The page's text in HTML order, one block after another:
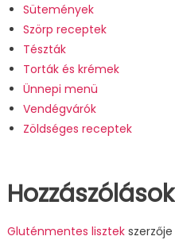
Sütemények
Szörp receptek
Tészták
Torták és krémek
Ünnepi menü
Vendégvárók
Zöldséges receptek
Hozzászólások
Gluténmentes lisztekszerzője